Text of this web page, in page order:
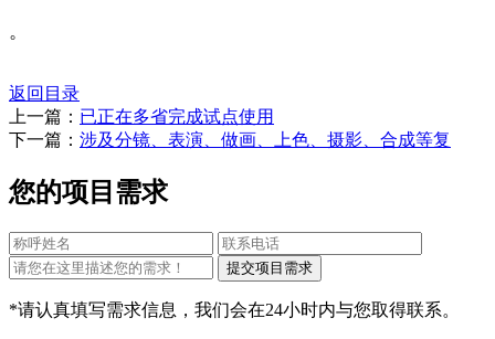
。
返回目录
上一篇： 已正在多省完成试点使用
下一篇： 涉及分镜、表演、做画、上色、摄影、合成等复
您的项目需求
*请认真填写需求信息，我们会在24小时内与您取得联系。